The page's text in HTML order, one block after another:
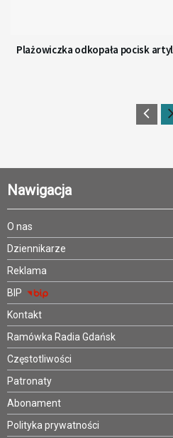
Plażowiczka odkopała pocisk
Nawigacja
O nas
Dziennikarze
Reklama
BIP
Kontakt
Ramówka Radia Gdańsk
Częstotliwości
Patronaty
Abonament
Polityka prywatności